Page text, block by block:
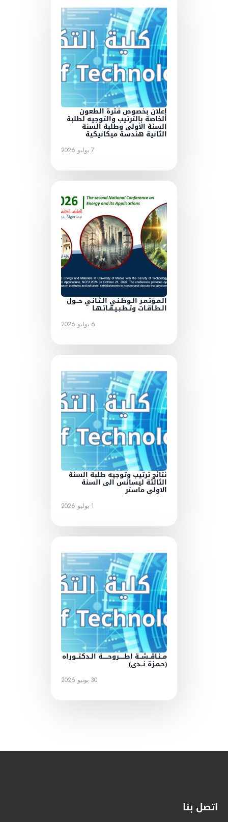
إعلان بخصوص فترة الطعون
الخاصة بالترتيب والتوجيه لطلبة
السنة الأولى وطلبة السنة
الثانية هندسة ميكانيكية
الـمـؤتـمـر الـوطـنـي الـثـانـي حــول
الـطـاقـات وتـطـبـيـقـاتـهـا
نتائج ترتيب وتوجيه طلبة السنة
الثالثة ليسانس الى السنة
مــنـاقــشــة اطـــــروحـــــة الـدكتــوراه